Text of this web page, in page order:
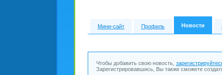
Мини-сайт Профиль Новости
Чтобы добавить свою новость,
Зарегистрировавшись, Вы также сможете